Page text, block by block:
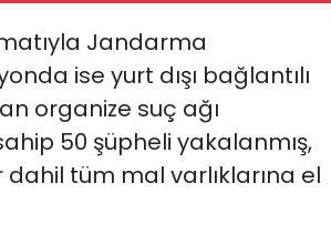
Jandarma
ise yurt dışı bağlantılı
organize suç ağı
50 şüpheli yakalanmış,
tüm mal varlıklarına el